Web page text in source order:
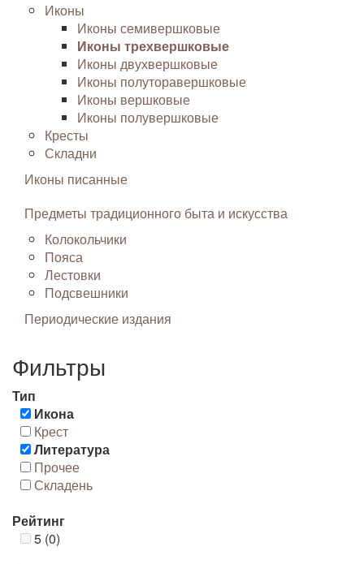
Иконы
Иконы семивершковые
Иконы трехвершковые
Иконы двухвершковые
Иконы полуторавершковые
Иконы вершковые
Иконы полувершковые
Кресты
Складни
Иконы писанные
Предметы традиционного быта и искусства
Колокольчики
Пояса
Лестовки
Подсвешники
Периодические издания
Фильтры
Тип
Икона
Крест
Литература
Прочее
Складень
Рейтинг
5 (0)